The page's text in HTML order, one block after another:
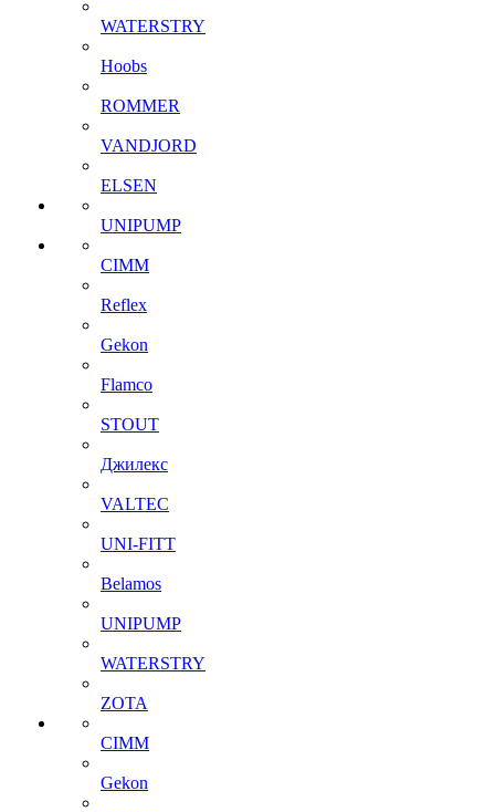
WATERSTRY
Hoobs
ROMMER
VANDJORD
ELSEN
UNIPUMP
CIMM
Reflex
Gekon
Flamco
STOUT
Джилекс
VALTEC
UNI-FITT
Belamos
UNIPUMP
WATERSTRY
ZOTA
CIMM
Gekon